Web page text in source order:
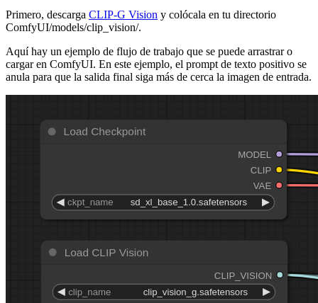
Primero, descarga CLIP-G Vision y colócala en tu directorio
ComfyUI/models/clip_vision/.
Aquí hay un ejemplo de flujo de trabajo que se puede arrastrar o
cargar en ComfyUI. En este ejemplo, el prompt de texto positivo se
anula para que la salida final siga más de cerca la imagen de entrada.